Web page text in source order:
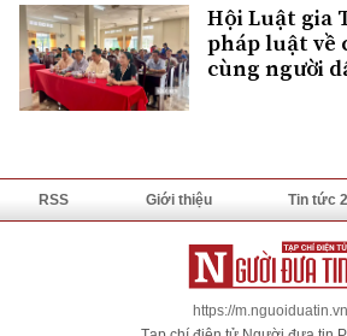
Hội Luật gia
pháp luật về
cùng người
RSS Giới thiệu Tin tức
https://m.nguoiduatin.vn